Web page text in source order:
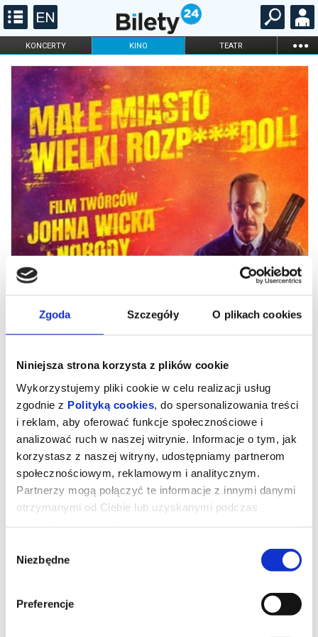
Zgoda Szczegóły O plikach cookies
Niniejsza strona korzysta z plików cookie
Wykorzystujemy pliki cookie w celu realizacji usług
zgodnie z Polityką cookies , do spersonalizowania treści
i reklam, aby oferować funkcje społecznościowe i
analizować ruch w naszej witrynie. Informacje o tym, jak
korzystasz z naszej witryny, udostępniamy partnerom
społecznościowym, reklamowym i analitycznym.
Partnerzy mogą połączyć te informacje z innymi danymi
otrzymanymi od Ciebie lub uzyskanymi podczas
zgody
Niezbędne
Preferencje
KONCERTY KINO TEATR ...
FILHARMONIA OPERA I BALET
STAND-UP
DLA DZIECI
KARNETY
Normal
Bob Odenkirk w najnowszym akcyjniaku twórców serii „John Wick”
bezkompromisowa rozrywka pełna napięcia, szalonego tempa,
widowiskowej akcji i gęstej atmosfery.
Dla szeryfa Ulyssesa (Bob Odenkirk) tymczasowe oddelegowanie